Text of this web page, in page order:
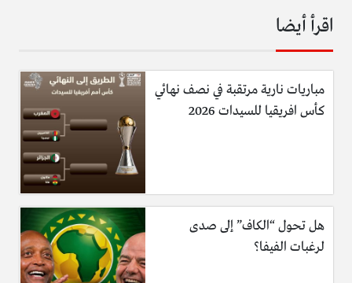
اقرأ أيضا
مباريات نارية مرتقبة في نصف نهائي
كأس افريقيا للسيدات 2026
هل تحول “الكاف” إلى صدى
لرغبات الفيفا؟